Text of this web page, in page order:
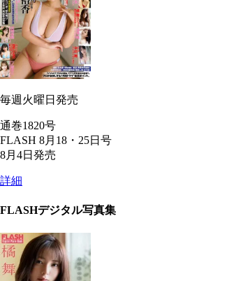
毎週火曜日発売
通巻1820号
FLASH 8月18・25日号
8月4日発売
詳細
FLASHデジタル写真集